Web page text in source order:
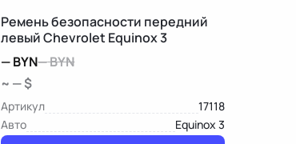
Ремень безопасности передний
левый Chevrolet Equinox 3
—BYN—BYN
~ — $
Артикул
17118
Авто
Equinox 3